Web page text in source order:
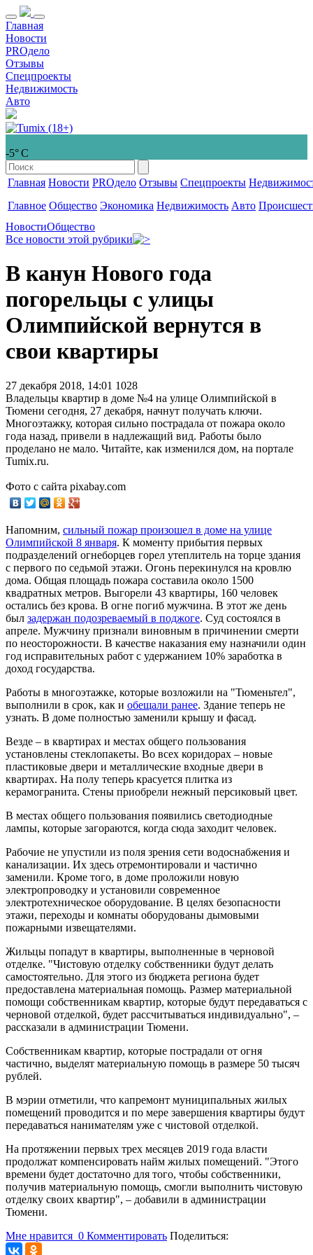
Главная
Новости
PROдело
Отзывы
Спецпроекты
Недвижимость
Авто
-5° С
Главная Новости PROдело Отзывы Спецпроекты
Главное Общество Экономика Недвижимость Авто
НовостиОбщество
Все новости этой рубрики
В канун Нового года
погорельцы с улицы
Олимпийской вернутся в
свои квартиры
27 декабря 2018, 14:01 1028
Владельцы квартир в доме №4 на улице Олимпийской в
Тюмени сегодня, 27 декабря, начнут получать ключи.
Многоэтажку, которая сильно пострадала от пожара около
года назад, привели в надлежащий вид. Работы было
проделано не мало. Читайте, как изменился дом, на портале
Tumix.ru.
Фото с сайта pixabay.com
Напомним, сильный пожар произошел в доме на улице
Олимпийской 8 января. К моменту прибытия первых
подразделений огнеборцев горел утеплитель на торце здания
с первого по седьмой этажи. Огонь перекинулся на кровлю
дома. Общая площадь пожара составила около 1500
квадратных метров. Выгорели 43 квартиры, 160 человек
остались без крова. В огне погиб мужчина. В этот же день
был задержан подозреваемый в поджоге. Суд состоялся в
апреле. Мужчину признали виновным в причинении смерти
по неосторожности. В качестве наказания ему назначили один
год исправительных работ с удержанием 10% заработка в
доход государства.
Работы в многоэтажке, которые возложили на "Тюменьтел",
выполнили в срок, как и обещали ранее. Здание теперь не
узнать. В доме полностью заменили крышу и фасад.
Везде – в квартирах и местах общего пользования
установлены стеклопакеты. Во всех коридорах – новые
пластиковые двери и металлические входные двери в
квартирах. На полу теперь красуется плитка из
керамогранита. Стены приобрели нежный персиковый цвет.
В местах общего пользования появились светодиодные
лампы, которые загораются, когда сюда заходит человек.
Рабочие не упустили из поля зрения сети водоснабжения и
канализации. Их здесь отремонтировали и частично
заменили. Кроме того, в доме проложили новую
электропроводку и установили современное
электротехническое оборудование. В целях безопасности
этажи, переходы и комнаты оборудованы дымовыми
пожарными извещателями.
Жильцы попадут в квартиры, выполненные в черновой
отделке. "Чистовую отделку собственники будут делать
самостоятельно. Для этого из бюджета региона будет
предоставлена материальная помощь. Размер материальной
помощи собственникам квартир, которые будут передаваться с
черновой отделкой, будет рассчитываться индивидуально", –
рассказали в администрации Тюмени.
Собственникам квартир, которые пострадали от огня
частично, выделят материальную помощь в размере 50 тысяч
рублей.
В мэрии отметили, что капремонт муниципальных жилых
помещений проводится и по мере завершения квартиры будут
передаваться нанимателям уже с чистовой отделкой.
На протяжении первых трех месяцев 2019 года власти
продолжат компенсировать найм жилых помещений. "Этого
времени будет достаточно для того, чтобы собственники,
получив материальную помощь, смогли выполнить чистовую
отделку своих квартир", – добавили в администрации
Тюмени.
Мне нравится 0 Комментировать Поделиться: